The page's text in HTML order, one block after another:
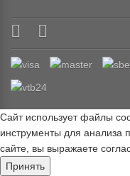
Сайт использует файлы
инструменты для анализа
сайте, вы выражаете
Принять